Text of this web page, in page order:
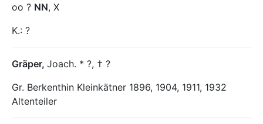
oo ? NN, X
K.: ?
Gräper, Joach. * ?, † ?
Gr. Berkenthin Kleinkätner 1896, 1904, 1911, 1932
Altenteiler